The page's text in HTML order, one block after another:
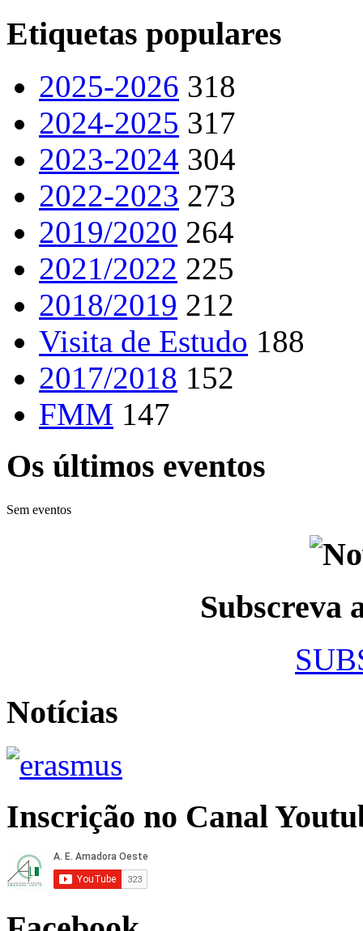
Etiquetas populares
2025-2026 318
2024-2025 317
2023-2024 304
2022-2023 273
2019/2020 264
2021/2022 225
2018/2019 212
Visita de Estudo 188
2017/2018 152
FMM 147
Os últimos eventos
Sem eventos
Subscreva
Notícias
Inscrição no Canal